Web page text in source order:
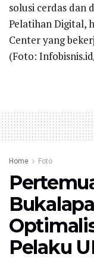
solusi cerdas dan
Pelatihan Digital,
Center yang
(Foto:
Home Foto
Pelaku